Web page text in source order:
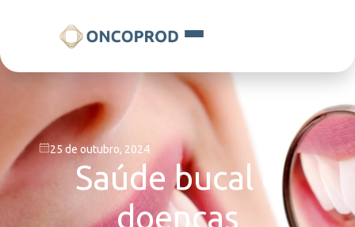
25 de outubro, 2024
Saúde bucal e
doenças